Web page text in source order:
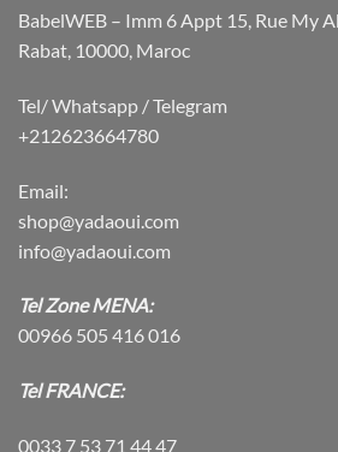
BabelWEB – Imm 6 Appt 15, Rue My
Rabat, 10000, Maroc
Tel/ Whatsapp / Telegram
+212623664780
Email:
shop@yadaoui.com
info@yadaoui.com
Tel Zone MENA:
00966 505 416 016
Tel FRANCE:
0033 7 53 71 44 47